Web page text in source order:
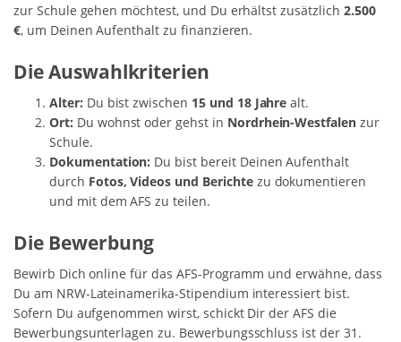
zur Schule gehen möchtest, und Du erhältst zusätzlich 2.500
€, um Deinen Aufenthalt zu finanzieren.
Die Auswahlkriterien
Alter: Du bist zwischen 15 und 18 Jahre alt.
Ort: Du wohnst oder gehst in Nordrhein-Westfalen zur
Schule.
Dokumentation: Du bist bereit Deinen Aufenthalt
durch Fotos, Videos und Berichtezu dokumentieren
und mit dem AFS zu teilen.
Die Bewerbung
Bewirb Dich online für das AFS-Programm und erwähne, dass
Du am NRW-Lateinamerika-Stipendium interessiert bist.
Sofern Du aufgenommen wirst, schickt Dir der AFS die
Bewerbungsunterlagen zu. Bewerbungsschluss ist der 31.